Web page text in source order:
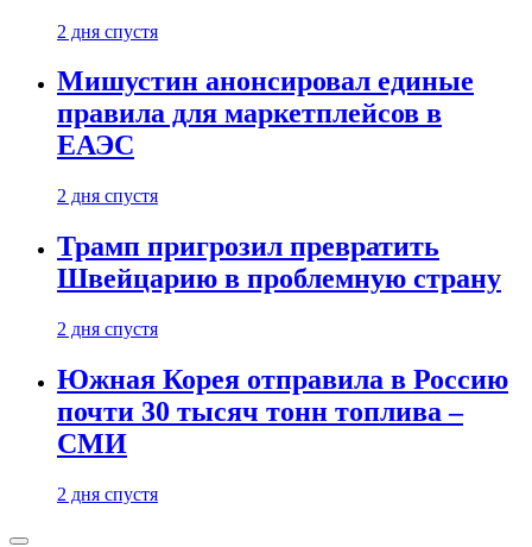
2 дня спустя
Мишустин анонсировал единые
правила для маркетплейсов в
ЕАЭС
2 дня спустя
Трамп пригрозил превратить
Швейцарию в проблемную страну
2 дня спустя
Южная Корея отправила в Россию
почти 30 тысяч тонн топлива –
СМИ
2 дня спустя